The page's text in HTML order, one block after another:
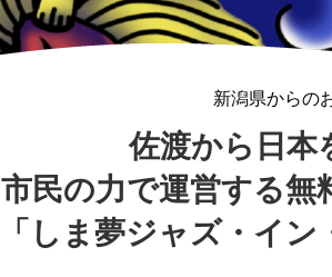
新潟県からの
佐渡から日本
市民の力で運営する無
「しま夢ジャズ・イン